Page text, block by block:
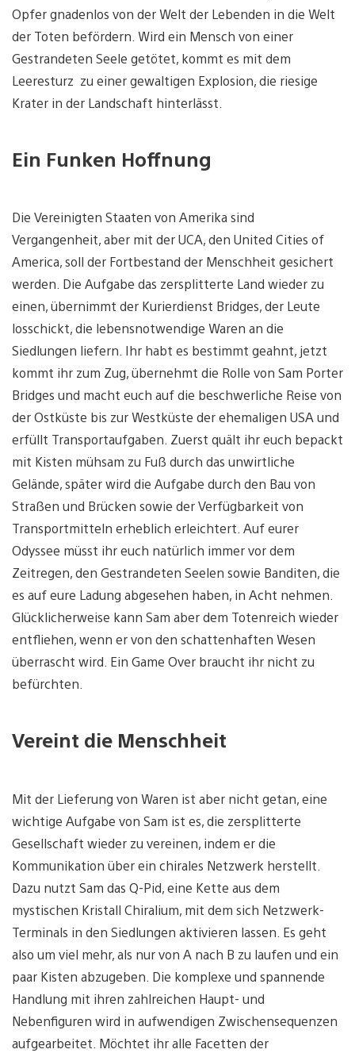
Opfer gnadenlos von der Welt der Lebenden in die Welt
der Toten befördern. Wird ein Mensch von einer
Gestrandeten Seele getötet, kommt es mit dem
Leeresturz zu einer gewaltigen Explosion, die riesige
Krater in der Landschaft hinterlässt.
Ein Funken Hoffnung
Die Vereinigten Staaten von Amerika sind
Vergangenheit, aber mit der UCA, den United Cities of
America, soll der Fortbestand der Menschheit gesichert
werden. Die Aufgabe das zersplitterte Land wieder zu
einen, übernimmt der Kurierdienst Bridges, der Leute
losschickt, die lebensnotwendige Waren an die
Siedlungen liefern. Ihr habt es bestimmt geahnt, jetzt
kommt ihr zum Zug, übernehmt die Rolle von Sam Porter
Bridges und macht euch auf die beschwerliche Reise von
der Ostküste bis zur Westküste der ehemaligen USA und
erfüllt Transportaufgaben. Zuerst quält ihr euch bepackt
mit Kisten mühsam zu Fuß durch das unwirtliche
Gelände, später wird die Aufgabe durch den Bau von
Straßen und Brücken sowie der Verfügbarkeit von
Transportmitteln erheblich erleichtert. Auf eurer
Odyssee müsst ihr euch natürlich immer vor dem
Zeitregen, den Gestrandeten Seelen sowie Banditen, die
es auf eure Ladung abgesehen haben, in Acht nehmen.
Glücklicherweise kann Sam aber dem Totenreich wieder
entfliehen, wenn er von den schattenhaften Wesen
überrascht wird. Ein Game Over braucht ihr nicht zu
befürchten.
Vereint die Menschheit
Mit der Lieferung von Waren ist aber nicht getan, eine
wichtige Aufgabe von Sam ist es, die zersplitterte
Gesellschaft wieder zu vereinen, indem er die
Kommunikation über ein chirales Netzwerk herstellt.
Dazu nutzt Sam das Q-Pid, eine Kette aus dem
mystischen Kristall Chiralium, mit dem sich Netzwerk-
Terminals in den Siedlungen aktivieren lassen. Es geht
also um viel mehr, als nur von A nach B zu laufen und ein
paar Kisten abzugeben. Die komplexe und spannende
Handlung mit ihren zahlreichen Haupt- und
Nebenfiguren wird in aufwendigen Zwischensequenzen
aufgearbeitet. Möchtet ihr alle Facetten der